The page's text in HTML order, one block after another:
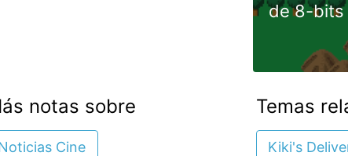
de 8-bits
notas sobre
Cine
Temas
Kiki's